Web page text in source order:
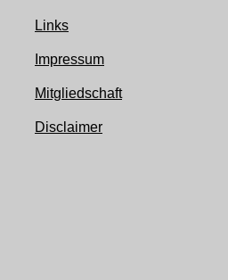
Links
Impressum
Mitgliedschaft
Disclaimer